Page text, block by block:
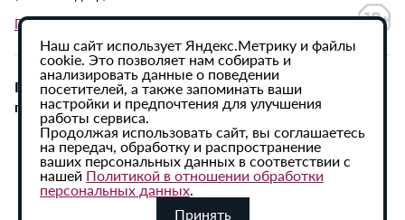
Политика в отношении обработки персональных данных
При использовании материалов сайта активная
гиперссылка на ИА «Регион 64» обязательна.
Наш сайт использует Яндекс.Метрику и файлы
cookie. Это позволяет нам собирать и
анализировать данные о поведении
посетителей, а также запоминать ваши
настройки и предпочтения для улучшения
работы сервиса.
Продолжая использовать сайт, вы соглашаетесь
на передач, обработку и распространение
ваших персональных данных в соответствии с
нашей Политикой в отношении обработки
персональных данных.
Принять